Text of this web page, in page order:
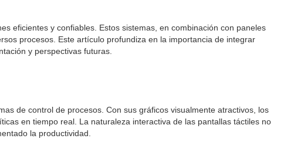
eficientes y confiables. Estos sistemas, en combinación con paneles
procesos. Este artículo profundiza en la importancia de integrar
y perspectivas futuras.
de control de procesos. Con sus gráficos visualmente atractivos, los
en tiempo real. La naturaleza interactiva de las pantallas táctiles no
la productividad.